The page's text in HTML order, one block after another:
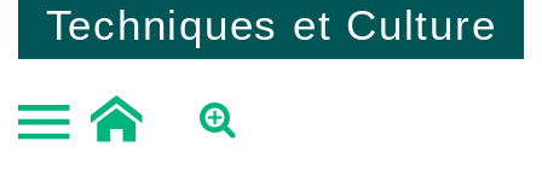
Techniques et Culture